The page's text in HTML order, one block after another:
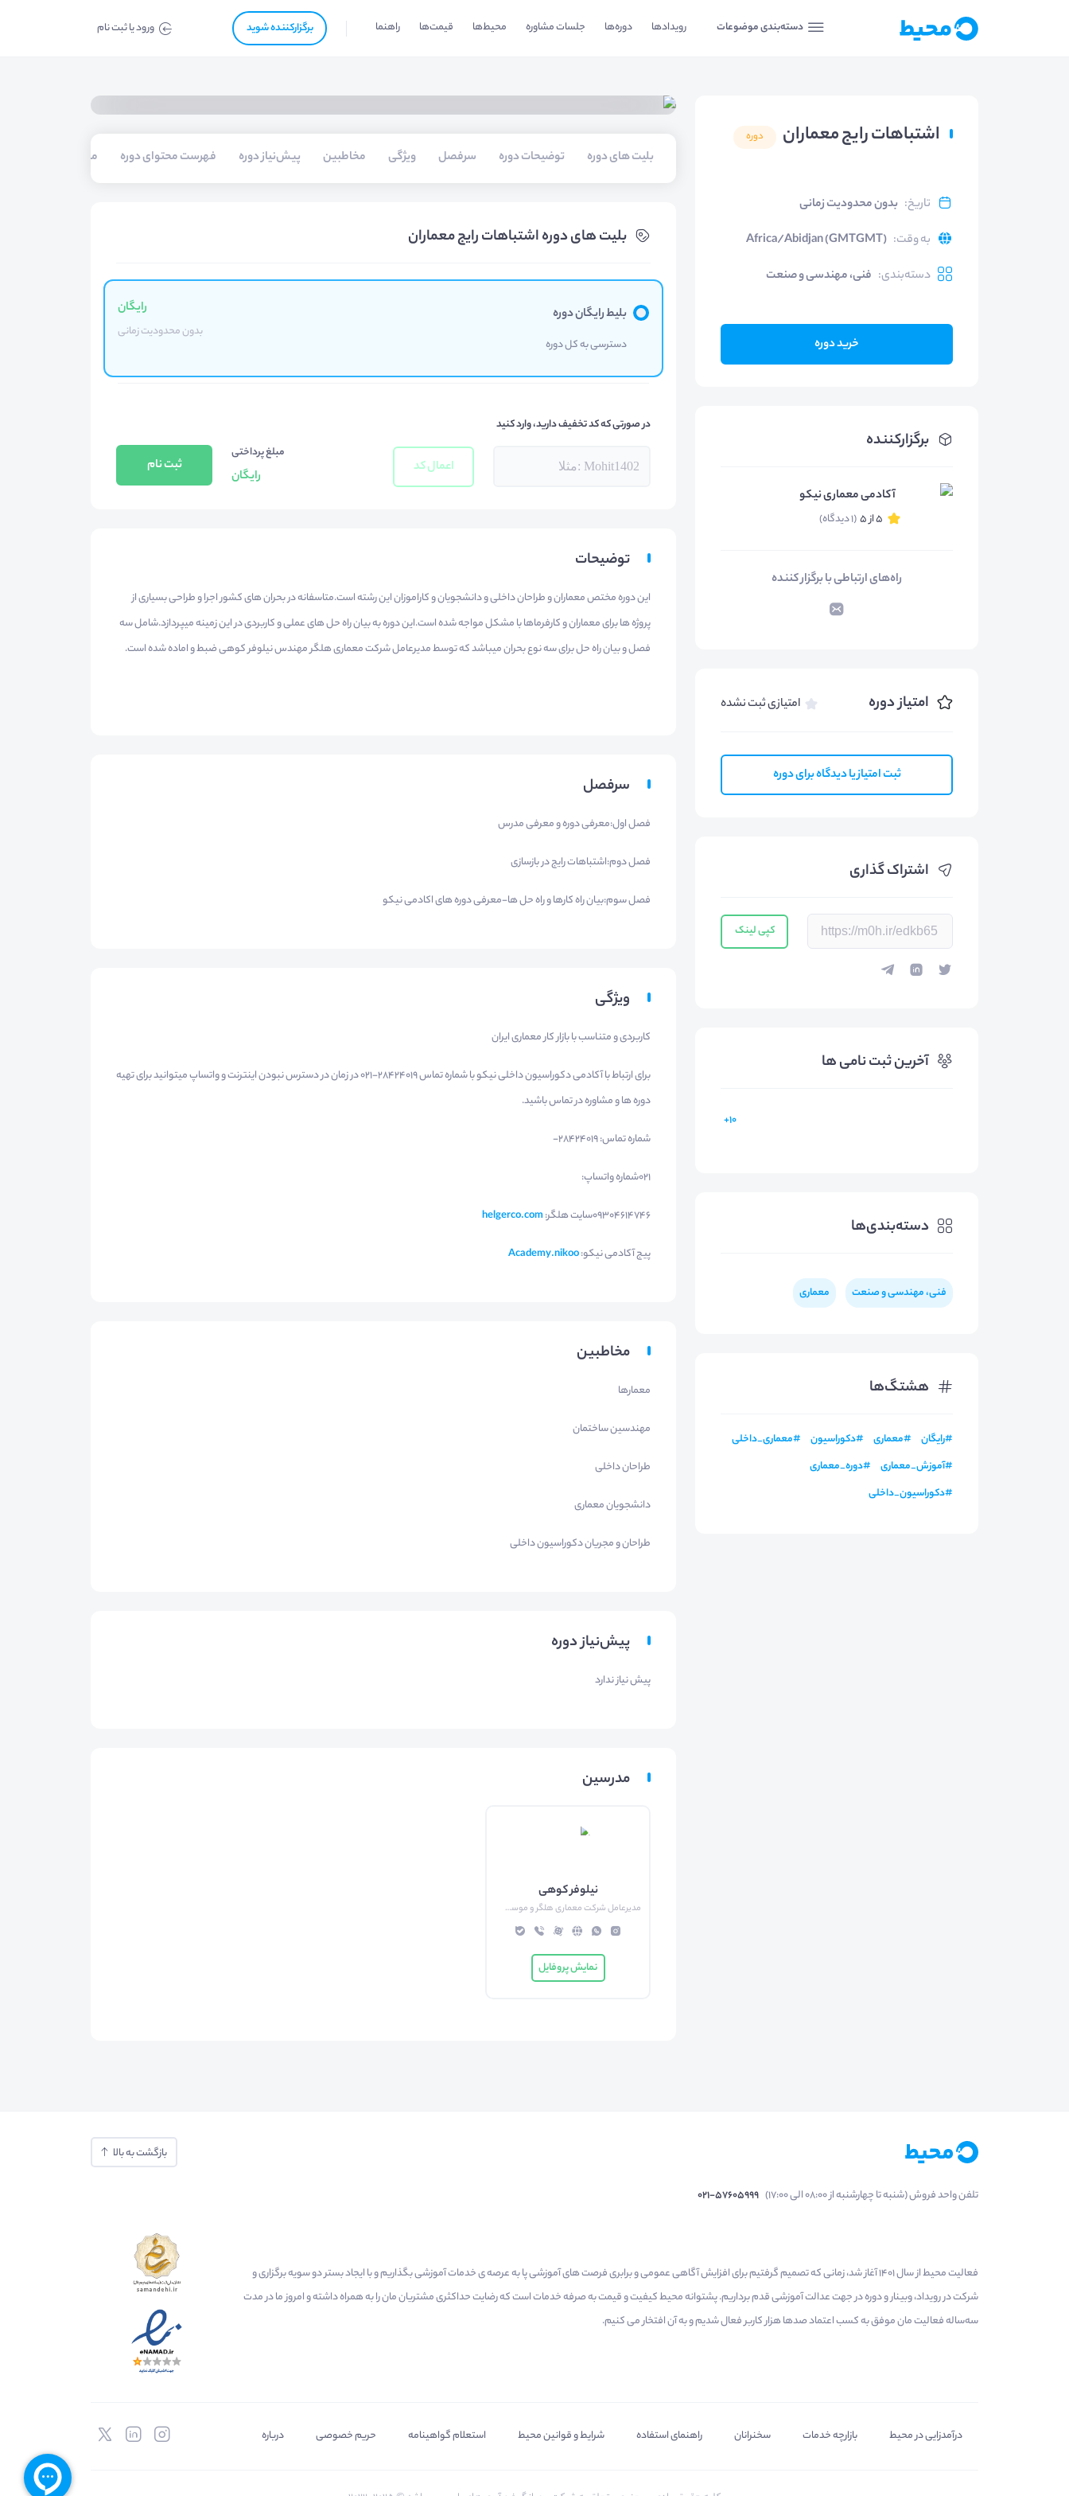
دسته‌بندی موضوعات رویدادها دوره‌ها جلسات مشاوره محیط‌ها قیمت‌ها راهنما برگزار‌‌کننده شوید ورود یا ثبت نام
اشتباهات رایج معماران دوره
تاریخ: بدون محدودیت زمانی
به وقت:
Africa/Abidjan (GMTGMT)
دسته‌بندی: فنی، مهندسی و صنعت
خرید دوره
برگزارکننده
آکادمی معماری نیکو
5 از 5 (1 دیدگاه)
راه‌های ارتباطی با برگزار کننده
امتیاز دوره امتیازی ثبت نشده
ثبت امتیاز یا دیدگاه برای دوره
اشتراک گذاری
کپی لینک
آخرین ثبت نامی ها
10+
دسته‌بندی‌ها
فنی، مهندسی و صنعت معماری
هشتگ‌ها
#رایگان #معماری #دکوراسیون #معماری_داخلی
#آموزش_معماری #دوره_معماری
#دکوراسیون_داخلی
بلیت های دوره توضیحات دوره سرفصل ویژگی مخاطبین پیش‌نیاز دوره فهرست محتوای دوره مدرسین
بلیت های دوره اشتباهات رایج معماران
بلیط رایگان دوره
دسترسی به کل دوره
رایگان
بدون محدودیت زمانی
در صورتی که کد تخفیف دارید، وارد کنید
اعمال کد
مبلغ پرداختی
رایگان
ثبت نام
توضیحات
این دوره مختص معماران و طراحان داخلی و دانشجویان و کاراموزان این رشته است.متاسفانه در بحران های کشور اجرا و طراحی بسیاری از
پروژه ها برای معماران و کارفرماها با مشکل مواجه شده است.این دوره به بیان راه حل های عملی و کاربردی در این زمینه میپردازد.شامل سه
فصل و بیان راه حل برای سه نوع بحران میباشد که توسط مدیرعامل شرکت معماری هلگر مهندس نیلوفر کوهی ضبط و اماده شده است.
سرفصل
فصل اول:معرفی دوره و معرفی مدرس
فصل دوم:اشتباهات رایج در بازسازی
فصل سوم:بیان راه کارها و راه حل ها-معرفی دوره های اکادمی نیکو
ویژگی
کاربردی و متناسب با بازار کار معماری ایران
برای ارتباط با آکادمی دکوراسیون داخلی نیکو با شماره تماس 28424019-021 در زمان در دسترس نبودن اینترنت و واتساپ میتوانید برای تهیه
دوره ها و مشاوره در تماس باشید.
شماره تماس: 28424019-
021شماره واتساپ:
09304614746سایت هلگر: helgerco.com
پیج آکادمی نیکو:Academy.nikoo
مخاطبین
معمارها
مهندسین ساختمان
طراحان داخلی
دانشجویان معماری
طراحان و مجریان دکوراسیون داخلی
پیش‌نیاز دوره
پیش نیاز ندارد
مدرسین
نیلوفر کوهی
مدیرعامل شرکت معماری هلگر و موسس و مدرس آکادمی معماری نیکو
نمایش پروفایل
بازگشت به بالا
تلفن واحد فروش (شنبه تا چهارشنبه از 08:00 الی 17:00) 021-57605999
فعالیت محیط از سال 1401 آغاز شد، زمانی که تصمیم گرفتیم برای افزایش آگاهی عمومی و برابری فرصت های آموزشی پا به عرصه ی خدمات آموزشی بگذاریم و با ایجاد بستر دو سویه برگزاری و
شرکت در رویداد، وبینار و دوره در جهت عدالت آموزشی قدم برداریم. پشتوانه محیط کیفیت و قیمت به صرفه خدمات است که رضایت حداکثری مشتریان مان را به همراه داشته و امروز ما در مدت
سه‌ساله فعالیت مان موفق به کسب اعتماد صدها هزار کاربر فعال شدیم و به آن افتخار می‌ کنیم.
درآمدزایی در محیط بازارچه خدمات سخنرانان راهنمای استفاده شرایط و قوانین محیط استعلام گواهینامه حریم خصوصی درباره